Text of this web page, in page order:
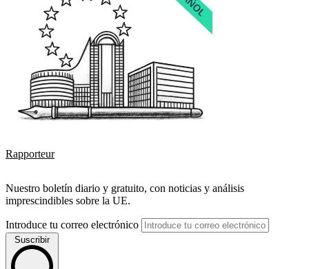
Rapporteur
Nuestro boletín diario y gratuito, con noticias y análisis
imprescindibles sobre la UE.
Introduce tu correo electrónico
Suscribir